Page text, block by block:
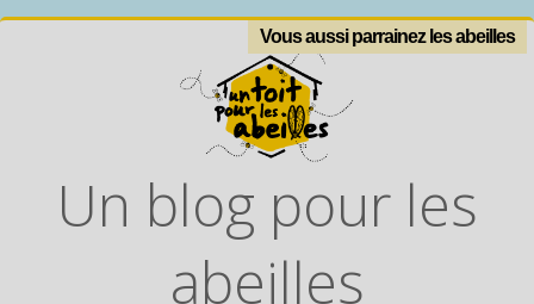
Vous aussi parrainez les abeilles
Un blog pour les
abeilles